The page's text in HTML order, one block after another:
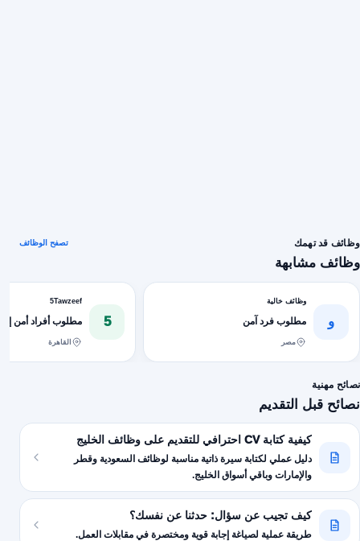
وظائف قد تهمك
وظائف مشابهة
تصفح الوظائف
و
وظائف خالية
مطلوب فرد آمن
مصر
5
5Tawzeef
مطلوب أفراد أمن
القاهرة
نصائح مهنية
نصائح قبل التقديم
كيفية كتابة CV احترافي للتقديم على وظائف الخليج
دليل عملي لكتابة سيرة ذاتية مناسبة لوظائف السعودية وقطر
والإمارات وباقي أسواق الخليج.
كيف تجيب عن سؤال: حدثنا عن نفسك؟
طريقة عملية لصياغة إجابة قوية ومختصرة في مقابلات العمل.